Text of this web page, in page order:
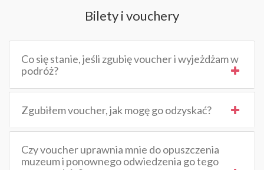
Bilety i vouchery
Co się stanie, jeśli zgubię voucher i wyjeżdżam w
podróż?
Zgubiłem voucher, jak mogę go odzyskać?
Czy voucher uprawnia mnie do opuszczenia
muzeum i ponownego odwiedzenia go tego